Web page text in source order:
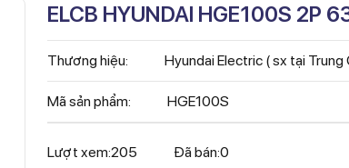
ELCB HYUNDAI HGE100S 2P
Thương hiệu: Hyundai Electric ( sx tại Trung
Mã sản phẩm: HGE100S
Lượt xem:205 Đã bán:0